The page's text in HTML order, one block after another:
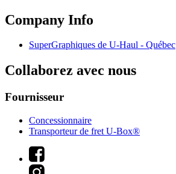
Company Info
SuperGraphiques de U-Haul - Québec
Collaborez avec nous
Fournisseur
Concessionnaire
Transporteur de fret U-Box®